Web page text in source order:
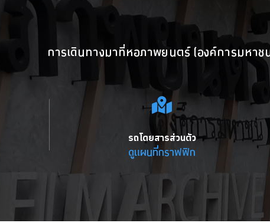
การเดินทางมาที่หอภาพยนตร์ (องค์การมหาช
รถโดยสารส่วนตัว
ดูแผนที่กราฟฟิก